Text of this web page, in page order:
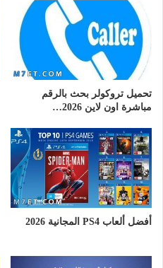
تحميل تروكولر بحث بالرقم
مباشرة اون لاين 2026…
أفضل ألعاب PS4 المجانية 2026